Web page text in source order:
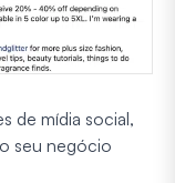
de mídia social,
seu negócio